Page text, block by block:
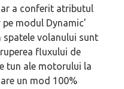
a conferit atributul
modul Dynamic’
spatele volanului sunt
fluxului de
tun ale motorului la
un mod 100%